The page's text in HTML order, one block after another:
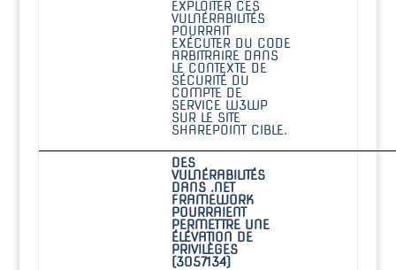
EXPLOITER CES
VULNÉRABILITÉS
POURRAIT
EXÉCUTER DU CODE
ARBITRAIRE DANS
LE CONTEXTE DE
SÉCURITÉ DU
COMPTE DE
SERVICE W3WP
SUR LE SITE
SHAREPOINT CIBLE.
DES
VULNÉRABILITÉS
DANS .NET
FRAMEWORK
POURRAIENT
PERMETTRE UNE
ÉLÉVATION DE
PRIVILÈGES
(3057134)